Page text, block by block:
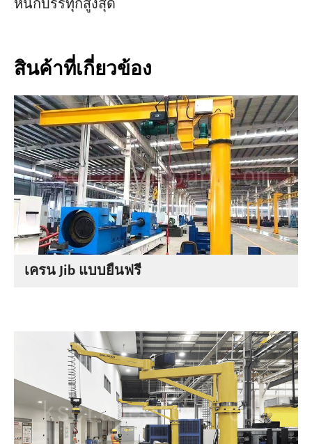
สินค้าที่เกี่ยวข้อง
เครน Jib แบบยืนฟรี